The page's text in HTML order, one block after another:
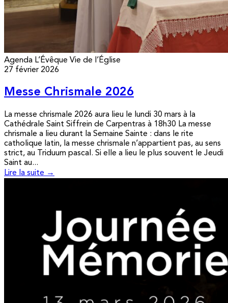
Agenda L’Évêque Vie de l’Église
27 février 2026
Messe Chrismale 2026
La messe chrismale 2026 aura lieu le lundi 30 mars à la
Cathédrale Saint Siffrein de Carpentras à 18h30 La messe
chrismale a lieu durant la Semaine Sainte : dans le rite
catholique latin, la messe chrismale n’appartient pas, au sens
strict, au Triduum pascal. Si elle a lieu le plus souvent le Jeudi
Saint au...
Lire la suite →